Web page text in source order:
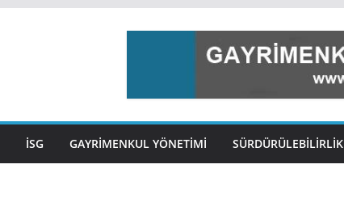
İSG GAYRIMENKUL YÖNETIMI SÜRDÜRÜLEBILIRLIK